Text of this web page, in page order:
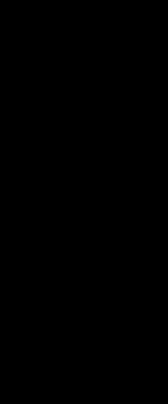
Dulcie
Berlin
Frodermann,
Jakubik,
Jana Nawrot,
Oliver